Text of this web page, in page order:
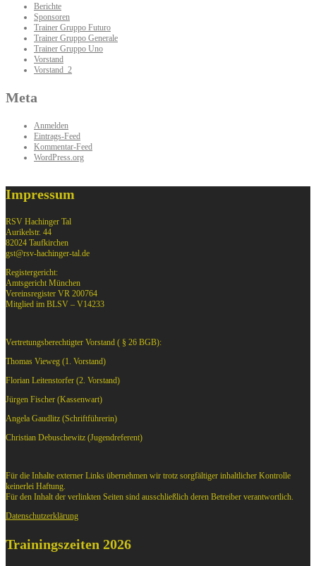
Berichte
Sponsoren
Trainer Gruppo Futuro
Trainer Gruppo Generale
Trainer Gruppo Uno
Vorstand
Vorstand_2
Meta
Anmelden
Eintrags-Feed
Kommentar-Feed
WordPress.org
Impressum
RSV Hachinger Tal
Aurikelstr. 44
82024 Taufkirchen
gst@rsv-hachinger-tal.de
Registergericht:
Amtsgericht München
Vereinsregister VR 200764
Mitglied im BLSV – V14233
Vertretungsberechtigter Vorstand ( § 26 BGB):
Thomas Vieweg (1. Vorstand)
Florian Leitenstorfer (2. Vorstand)
Jürgen Fischer (Kassenwart)
Angela Gaudlitz (Schriftführerin)
Christian Debuschewitz (Jugendreferent)
Für die Inhalte externer Links übernehmen wir trotz sorgfältiger inhaltlicher Kontrolle
keinerlei Haftung.
Für den Inhalt der verlinkten Seiten sind ausschließlich deren Betreiber verantwortlich.
Datenschutzerklärung
Trainingszeiten 2026